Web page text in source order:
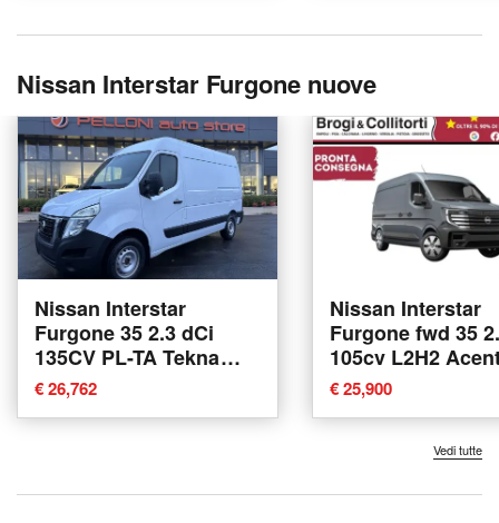
Nissan Interstar Furgone nuove
Nissan Interstar
Furgone 35 2.3 dCi
135CV PL-TA Tekna
Furgone nuova a
Modena
€ 26,762
Nissan Interstar
Furgone fwd 35
105cv L2H2
nuova a Empoli
€ 25,900
Vedi tutte